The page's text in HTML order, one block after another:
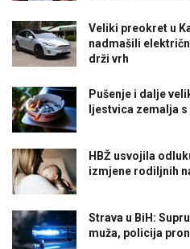
Veliki preokret u
nadmašili
drži vrh
Pušenje i dalje
ljestvica zemalja
HBŽ usvojila
izmjene rodiljnih
Strava u BiH:
muža, policija